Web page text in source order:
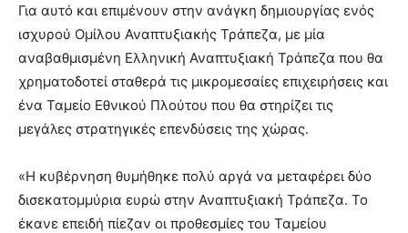
Για αυτό και επιμένουν στην ανάγκη δημιουργίας ενός
ισχυρού Ομίλου Αναπτυξιακής Τράπεζα, με μία
αναβαθμισμένη Ελληνική Αναπτυξιακή Τράπεζα που θα
χρηματοδοτεί σταθερά τις μικρομεσαίες επιχειρήσεις και
ένα Ταμείο Εθνικού Πλούτου που θα στηρίζει τις
μεγάλες στρατηγικές επενδύσεις της χώρας.
«Η κυβέρνηση θυμήθηκε πολύ αργά να μεταφέρει δύο
δισεκατομμύρια ευρώ στην Αναπτυξιακή Τράπεζα. Το
έκανε επειδή πίεζαν οι προθεσμίες του Ταμείου